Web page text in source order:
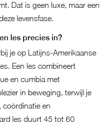
Dat is geen luxe, maar een
levensfase.
les precies in?
je op Latijns-Amerikaanse
Een les combineert
en cumbia met
in beweging, terwijl je
coördinatie en
les duurt 45 tot 60